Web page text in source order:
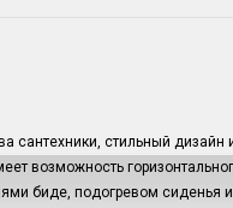
сантехники, стильный
возможность
биде, подогревом сиденья